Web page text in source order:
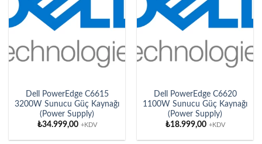
Dell PowerEdge C6615
3200W Sunucu Güç Kaynağı
(Power Supply)
₺34.999,00 +KDV
Dell PowerEdge C6620
1100W Sunucu Güç Kaynağı
(Power Supply)
₺18.999,00 +KDV